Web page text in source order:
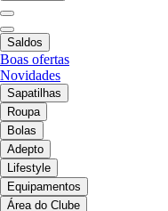
Saldos
Boas ofertas
Novidades
Sapatilhas
Roupa
Bolas
Adepto
Lifestyle
Equipamentos
Área do Clube